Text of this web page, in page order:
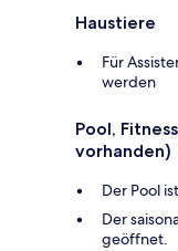
Haustiere
Für
werden
Pool,
vorhanden)
Der Pool
Der
geöffnet.